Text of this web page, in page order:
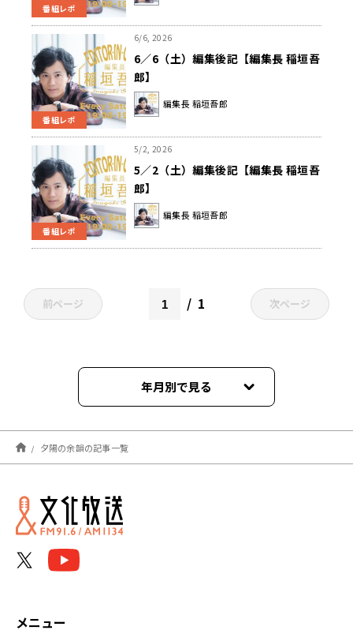
番組レポ
番組レポ
6/6, 2026
6／6（土）編集後記【編集長 稲垣吾
郎】
編集長 稲垣吾郎
番組レポ
5/2, 2026
5／2（土）編集後記【編集長 稲垣吾
郎】
編集長 稲垣吾郎
前ページ 1 次ページ
年月別で見る
2026年07月
2026年06月
2026年05月
夕陽の余韻の記事一覧
メニュー